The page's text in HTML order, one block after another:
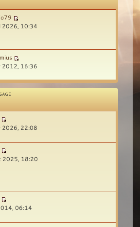
2026, 10:34
2012, 16:36
2026, 22:08
2025, 18:20
06:14